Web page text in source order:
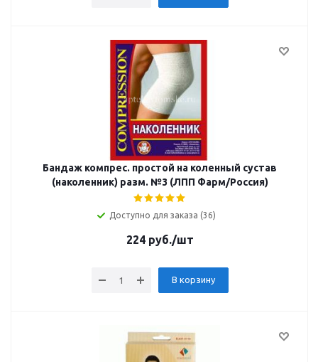
Бандаж компрес. простой на коленный сустав
(наколенник) разм. №3 (ЛПП Фарм/Россия)
Доступно для заказа (36)
224руб./шт
В корзину